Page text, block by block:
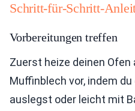
Schritt-für-Schritt-
Vorbereitungen treffen
Zuerst heize deinen Ofen
Muffinblech vor, indem
auslegst oder leicht mit